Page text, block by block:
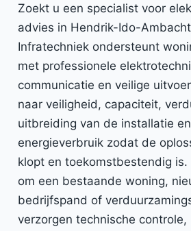
Zoekt u een specialist voor
advies in Hendrik-Ido-
Infratechniek ondersteunt
met professionele
communicatie en veilige
naar veiligheid, capaciteit,
uitbreiding van de installatie
energieverbruik zodat de
klopt en toekomstbestendig
om een bestaande woning,
bedrijfspand of
verzorgen technische